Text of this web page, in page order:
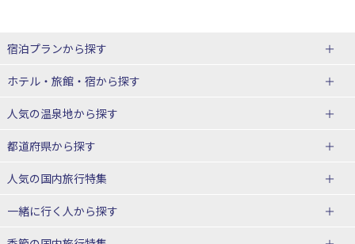
宿泊プランから探す
北海道
東北
青森県
宮城県
山形県
関東
ホテル・旅館・宿から探す
北海道ホテル・旅館
青森県ホテル・旅館
宮城県ホテル・旅館
山形県ホテル・旅館
人気の温泉地から探す
北海道
湯の川温泉(北海道)
十勝川温泉(北海道)
洞爺湖温泉(北海道)
都道府県から探す
北海道旅行・ツアー
人気の国内旅行特集
東京ディズニーリゾート®への旅
ユニバーサル・スタジオ・ジャパ
一緒に行く人から探す